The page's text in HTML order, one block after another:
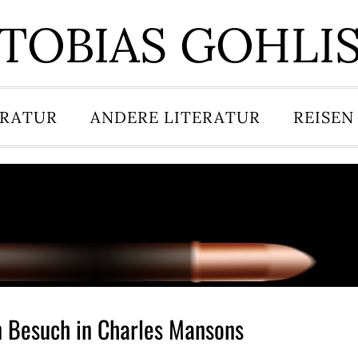
ANDERE LITERATUR REISEN
in Charles Mansons